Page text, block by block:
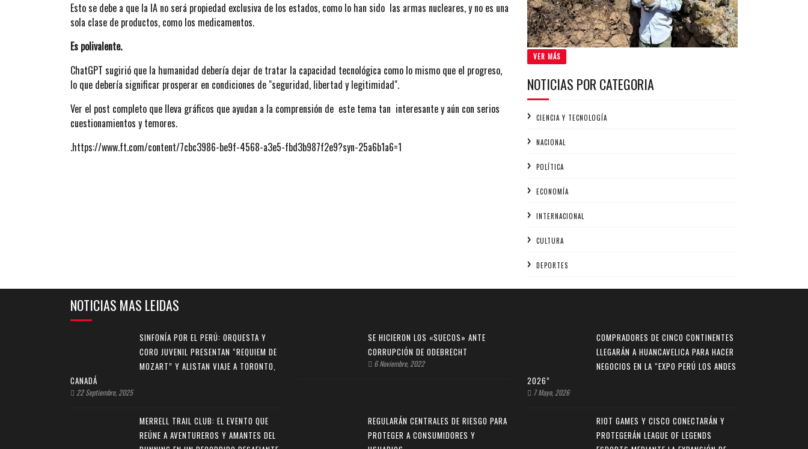
Esto se debe a que la IA no será propiedad exclusiva de los estados, como lo han sido las armas nucleares, y no es una
sola clase de productos, como los medicamentos.
Es polivalente.
ChatGPT sugirió que la humanidad debería dejar de tratar la capacidad tecnológica como lo mismo que el progreso,
lo que debería significar prosperar en condiciones de "seguridad, libertad y legitimidad".
Ver el post completo que lleva gráficos que ayudan a la comprensión de este tema tan interesante y aún con serios
cuestionamientos y temores.
.https://www.ft.com/content/7cbc3986-be9f-4568-a3e5-fbd3b987f2e9?syn-25a6b1a6=1
VER MÁS
NOTICIAS POR CATEGORIA
CIENCIA Y TECNOLOGÍA
NACIONAL
POLÍTICA
ECONOMÍA
INTERNACIONAL
CULTURA
DEPORTES
NOTICIAS MAS LEIDAS
SINFONÍA POR EL PERÚ: ORQUESTA Y
CORO JUVENIL PRESENTAN “REQUIEM DE
MOZART” Y ALISTAN VIAJE A TORONTO,
CANADÁ
22 Septiembre, 2025
SE HICIERON LOS «SUECOS» ANTE
CORRUPCIÓN DE ODEBRECHT
6 Noviembre, 2022
COMPRADORES DE CINCO CONTINENTES
LLEGARÁN A HUANCAVELICA PARA HACER
NEGOCIOS EN LA “EXPO PERÚ LOS ANDES
2026”
7 Mayo, 2026
MERRELL TRAIL CLUB: EL EVENTO QUE
REÚNE A AVENTUREROS Y AMANTES DEL
REGULARÁN CENTRALES DE RIESGO PARA
PROTEGER A CONSUMIDORES Y
RIOT GAMES Y CISCO CONECTARÁN Y
PROTEGERÁN LEAGUE OF LEGENDS